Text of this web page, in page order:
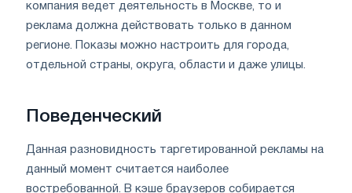
компания ведет деятельность в Москве, то и
реклама должна действовать только в данном
регионе. Показы можно настроить для города,
отдельной страны, округа, области и даже улицы.
Поведенческий
Данная разновидность таргетированной рекламы на
данный момент считается наиболее
востребованной. В кэше браузеров собирается